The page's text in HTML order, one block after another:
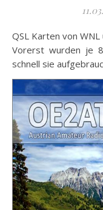
QSL Karten von
Vorerst wurden je
schnell sie